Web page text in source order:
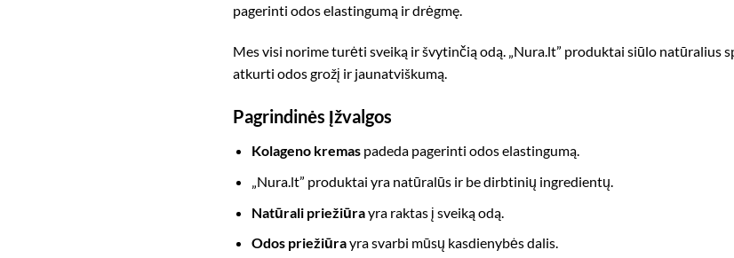
pagerinti odos elastingumą ir drėgmę.
Mes visi norime turėti sveiką ir švytinčią odą. „Nura.lt” produktai siūlo natūralius
atkurti odos grožį ir jaunatviškumą.
Pagrindinės Įžvalgos
Kolageno kremaspadeda pagerinti odos elastingumą.
„Nura.lt” produktai yra natūralūs ir be dirbtinių ingredientų.
Natūrali priežiūrayra raktas į sveiką odą.
Odos priežiūrayra svarbi mūsų kasdienybės dalis.